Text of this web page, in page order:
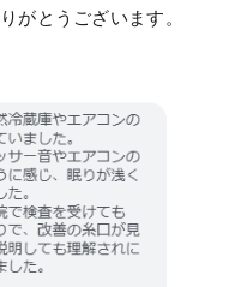
がとうございます。